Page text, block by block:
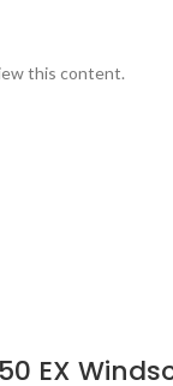
this content.
EX